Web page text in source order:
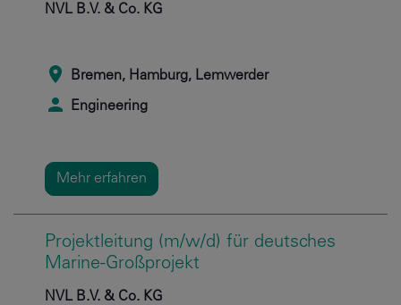
NVL B.V. & Co. KG
Bremen, Hamburg, Lemwerder
Engineering
Mehr erfahren
Projektleitung (m/w/d) für deutsches
Marine-Großprojekt
NVL B.V. & Co. KG